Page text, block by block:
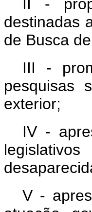
II -
destinadas
de Busca
III -
pesquisas
exterior;
IV -
V -